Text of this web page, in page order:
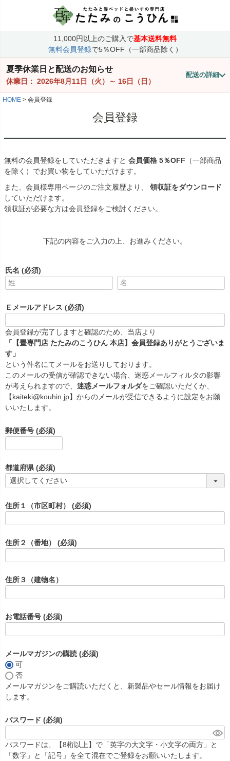
11,000円以上のご購入で基本送料無料
無料会員登録で5％OFF（一部商品除く）
夏季休業日と配送のお知らせ
休業日： 2026年8月11日（火） ～ 16日（日）
配送の詳細
HOME 会員登録
会員登録
無料の会員登録をしていただきますと 会員価格 5％OFF （一部商品
を除く）でお買い物をしていただけます。
また、会員様専用ページのご注文履歴より、 領収証をダウンロード
していただけます。
領収証が必要な方は会員登録をご検討ください。
下記の内容をご入力の上、お進みください。
氏名 (必須)
Ｅメールアドレス (必須)
会員登録が完了しますと確認のため、当店より
「【畳専門店 たたみのこうひん 本店】会員登録ありがとうございま
す」
という件名にてメールをお送りしております。
このメールの受信が確認できない場合、迷惑メールフィルタの影響
が考えられますので、 迷惑メールフォルダをご確認いただくか、
【kaiteki@kouhin.jp】からのメールが受信できるように設定をお願
いいたします。
郵便番号 (必須)
都道府県 (必須)
住所１（市区町村） (必須)
住所２（番地） (必須)
住所３（建物名）
お電話番号 (必須)
メールマガジンの購読 (必須)
可
否
メールマガジンをご購読いただくと、新製品やセール情報をお届け
します。
パスワード (必須)
パスワードは、【8桁以上】で「英字の大文字・小文字の両方」と
「数字」と「記号」を全て混在でご登録をお願いいたします。